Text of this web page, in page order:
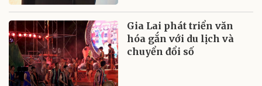
Gia Lai phát triển văn
hóa gắn với du lịch và
chuyển đổi số